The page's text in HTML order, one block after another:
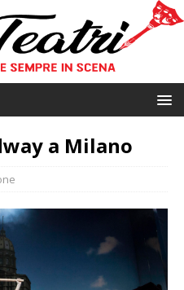
a Milano